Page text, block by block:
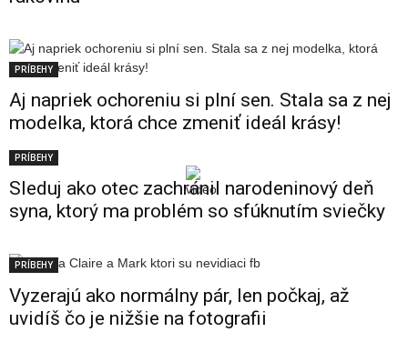
PRÍBEHY
Aj napriek ochoreniu si plní sen. Stala sa z nej
modelka, ktorá chce zmeniť ideál krásy!
PRÍBEHY
Sleduj ako otec zachránil narodeninový deň
syna, ktorý ma problém so sfúknutím sviečky
PRÍBEHY
Vyzerajú ako normálny pár, len počkaj, až
uvidíš čo je nižšie na fotografii